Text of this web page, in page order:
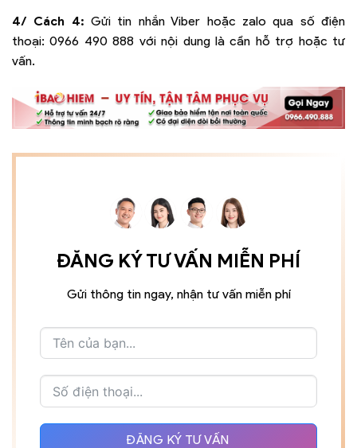
4/ Cách 4: Gửi tin nhắn Viber hoặc zalo qua số điện
thoại:0966 490 888 với nội dung là cần hỗ trợ hoặc tư
vấn.
ĐĂNG KÝ TƯ VẤN MIỄN PHÍ
Gửi thông tin ngay, nhận tư vấn miễn phí
ĐĂNG KÝ TƯ VẤN